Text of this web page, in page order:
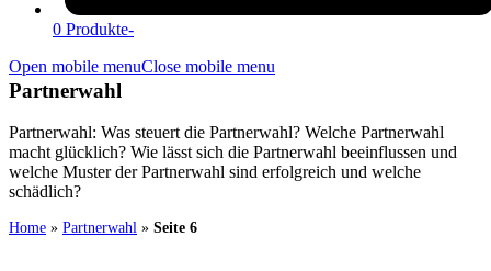
0 Produkte-
Open mobile menuClose mobile menu
Partnerwahl
Partnerwahl: Was steuert die Partnerwahl? Welche Partnerwahl
macht glücklich? Wie lässt sich die Partnerwahl beeinflussen und
welche Muster der Partnerwahl sind erfolgreich und welche
schädlich?
Home » Partnerwahl » Seite 6